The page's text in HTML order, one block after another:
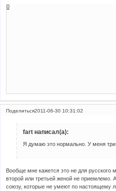
0
Поделиться2011-06-30 10:31:02
fart написал(а):
Я думаю это нормально. У меня три
Вообще мне кажется это не для
второй или третьей женой не приемлемо.
союзу, которые не умеют по настоящему